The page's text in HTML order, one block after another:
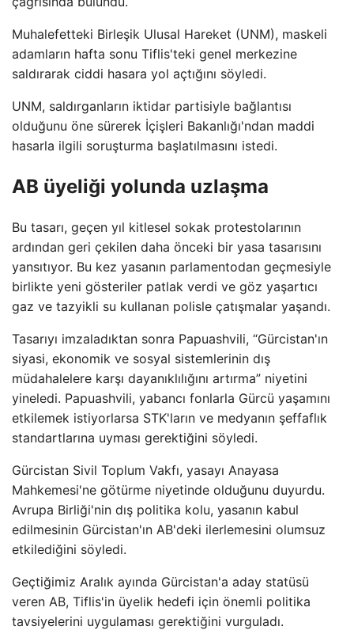
Muhalefetteki Birleşik Ulusal Hareket (UNM), maskeli
adamların hafta sonu Tiflis'teki genel merkezine
saldırarak ciddi hasara yol açtığını söyledi.
UNM, saldırganların iktidar partisiyle bağlantısı
olduğunu öne sürerek İçişleri Bakanlığı'ndan maddi
hasarla ilgili soruşturma başlatılmasını istedi.
AB üyeliği yolunda uzlaşma
Bu tasarı, geçen yıl kitlesel sokak protestolarının
ardından geri çekilen daha önceki bir yasa tasarısını
yansıtıyor. Bu kez yasanın parlamentodan geçmesiyle
birlikte yeni gösteriler patlak verdi ve göz yaşartıcı
gaz ve tazyikli su kullanan polisle çatışmalar yaşandı.
Tasarıyı imzaladıktan sonra Papuashvili, “Gürcistan'ın
siyasi, ekonomik ve sosyal sistemlerinin dış
müdahalelere karşı dayanıklılığını artırma” niyetini
yineledi. Papuashvili, yabancı fonlarla Gürcü yaşamını
etkilemek istiyorlarsa STK'ların ve medyanın şeffaflık
standartlarına uyması gerektiğini söyledi.
Gürcistan Sivil Toplum Vakfı, yasayı Anayasa
Mahkemesi'ne götürme niyetinde olduğunu duyurdu.
Avrupa Birliği'nin dış politika kolu, yasanın kabul
edilmesinin Gürcistan'ın AB'deki ilerlemesini olumsuz
etkilediğini söyledi.
Geçtiğimiz Aralık ayında Gürcistan'a aday statüsü
veren AB, Tiflis'in üyelik hedefi için önemli politika
tavsiyelerini uygulaması gerektiğini vurguladı.